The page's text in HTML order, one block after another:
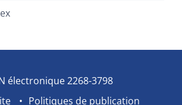
électronique 2268-3798
Politiques de publication